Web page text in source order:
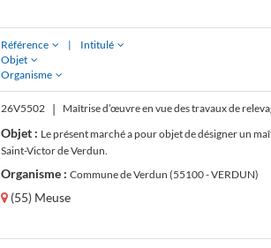
Référence |
Intitulé
Objet
Organisme
26V5502 | Maîtrise d’œuvre en vue des travaux de
Objet : Le présent marché a pour objet de désigner un
Saint-Victor de Verdun.
Organisme : Commune de Verdun (55100 - VERDUN)
(55) Meuse